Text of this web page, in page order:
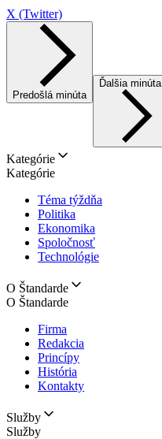
X (Twitter)
Predošlá minúta
Ďalšia minúta
Kategórie
Kategórie
Téma týždňa
Politika
Ekonomika
Spoločnosť
Technológie
O Štandarde
O Štandarde
Firma
Redakcia
Princípy
História
Kontakty
Služby
Služby